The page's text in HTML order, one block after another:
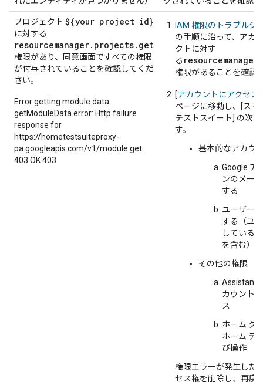
プロジェクト ${your project id}
に対する
resourcemanager.projects.get
権限があり、同意画面ですべての権限
が付与されていることを確認してくだ
さい。
Error getting module data:
getModuleData error: Http failure
response for
https://hometestsuiteproxy-
pa.googleapis.com/v1/module:get:
403 OK 403
IAM 権限のトラブルシ
の手順に沿って、アカ
クトに対す
る
権限があることを確認
[アカウントにアクセス
ページに移動し、[スマ
テストスイート] の次
す。
基本的なアカウ
Google ア
ンのメー
する
ユーザー
する（ユ
している
を含む）
その他の権限
Assistant
カウント
ス
ホーム グ
ホーム デ
び操作
権限エラーが発生した
セス権を削除し、再度